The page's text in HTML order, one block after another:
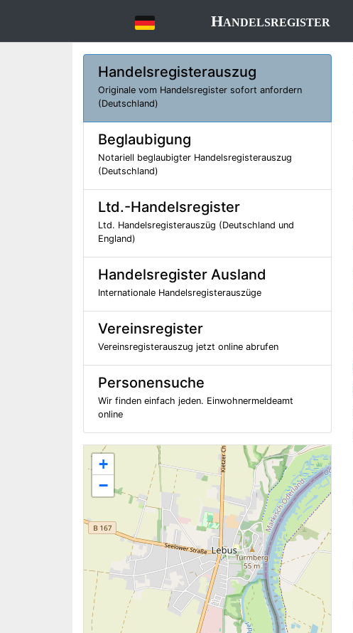
Handelsregister
Handelsregisterauszug
Originale vom Handelsregister sofort anfordern
(Deutschland)
Beglaubigung
Notariell beglaubigter Handelsregisterauszug
(Deutschland)
Ltd.-Handelsregister
Ltd. Handelsregisterauszüg (Deutschland und
England)
Handelsregister Ausland
Internationale Handelsregisterauszüge
Vereinsregister
Vereinsregisterauszug jetzt online abrufen
Personensuche
Wir finden einfach jeden. Einwohnermeldeamt
online
+
−